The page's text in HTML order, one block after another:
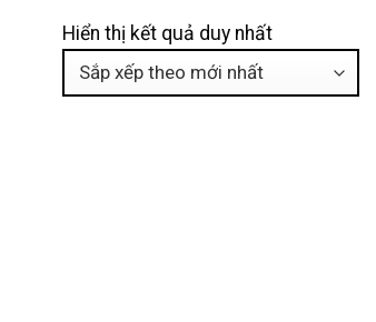
Hiển thị kết quả duy nhất